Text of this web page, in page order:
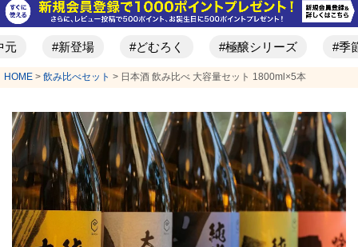
新登場 #どむろく #極醸シリーズ #季節限定酒
HOME 飲み比べセット 日本酒 飲み比べ 大容量セット 1800ml×5本